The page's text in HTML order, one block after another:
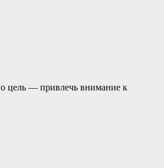
цель — привлечь внимание к